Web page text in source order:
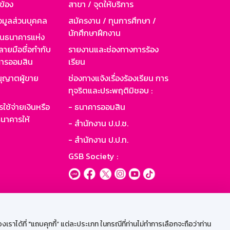
ได้ที่ "แถบคุกกี้” แต่ละประเภท ในกรณีที่ท่านไม่ทำการเลือกจะถือว่าท่าน
อง
มูลส่วนบุคคล
นาคารแห่ง
ายมือชื่อกำกับ
รออมสิน
ญาตผู้ขาย
ช้จ่ายเงินหรือ
คารให้
สาขา / จุดให้บริการ
สมัครงาน / ทุนการศึกษา /
นักศึกษาฝึกงาน
รายงานและช่องทางการร้อง
เรียน
ช่องทางแจ้งเรื่องร้องเรียน การ
ทุจริตและประพฤติมิชอบ :
- ธนาคารออมสิน
- สำนักงาน ป.ป.ช.
- สำนักงาน ป.ป.ท.
GSB Society :